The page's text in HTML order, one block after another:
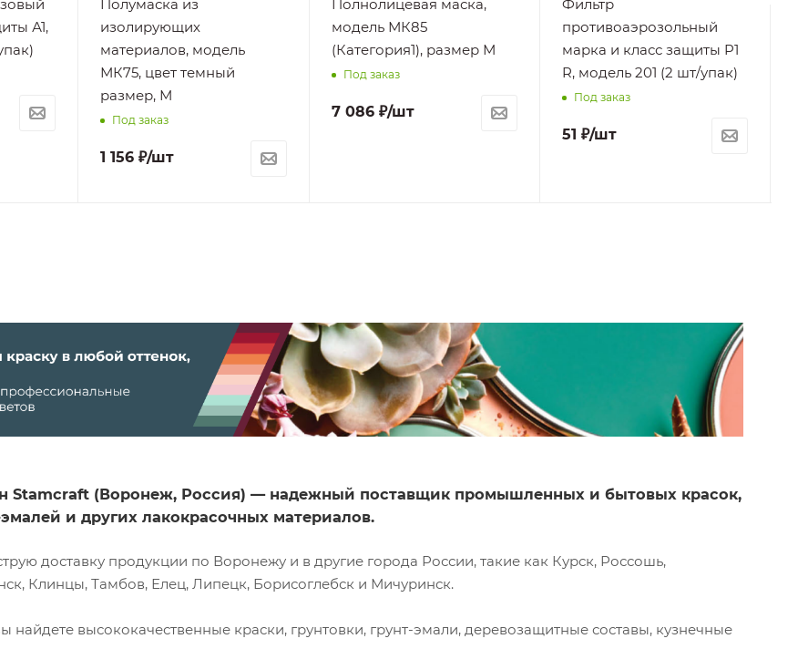
А1,
Полумаска из
изолирующих
материалов, модель
МК75, цвет темный
размер, М
Под заказ
1 156 ₽/шт
Полнолицевая маска,
модель МК85
(Категория1), размер М
Под заказ
7 086₽/шт
Фильтр
противоаэрозольный
марка и класс защиты P1
R, модель 201 (2 шт/упак)
Под заказ
51 ₽/шт
Stamcraft (Воронеж, Россия) — надежный поставщик промышленных и бытовых красок,
эмалей и других лакокрасочных материалов.
доставку продукции по Воронежу и в другие города России, такие как Курск, Россошь,
Клинцы, Тамбов, Елец, Липецк, Борисоглебск и Мичуринск.
найдете высококачественные краски, грунтовки, грунт-эмали, деревозащитные составы, кузнечные